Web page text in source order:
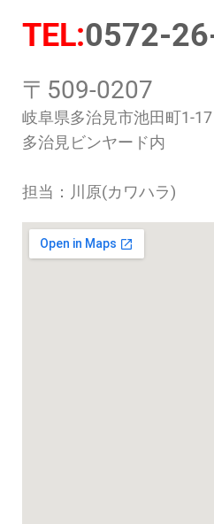
TEL:0572-
〒509-0207
岐阜県多治見市池田町1-17
多治見ビンヤード内
担当：川原(カワハラ)